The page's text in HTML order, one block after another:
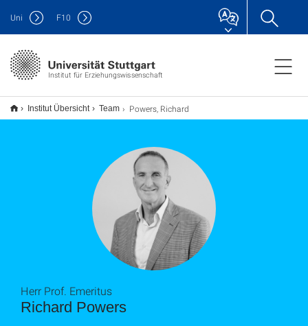
Institut für Erziehungswissenschaft
Uni F10
Institut Übersicht Team Powers, Richard
Richard Powers
Herr Prof. Emeritus